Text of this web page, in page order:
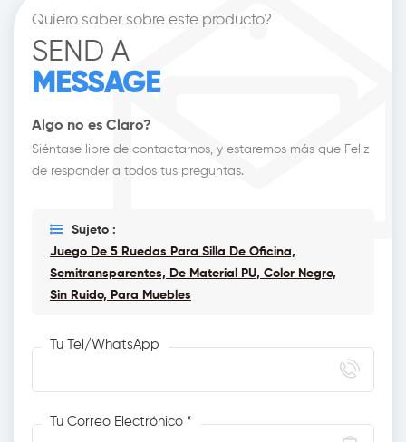
Quiero saber sobre este producto?
SEND A
MESSAGE
Algo no es Claro?
Siéntase libre de contactarnos, y estaremos más que Feliz
de responder a todos tus preguntas.
Sujeto :
Juego De 5 Ruedas Para Silla De Oficina,
Semitransparentes, De Material PU, Color Negro,
Sin Ruido, Para Muebles
Tu Tel/WhatsApp
Tu Correo Electrónico *